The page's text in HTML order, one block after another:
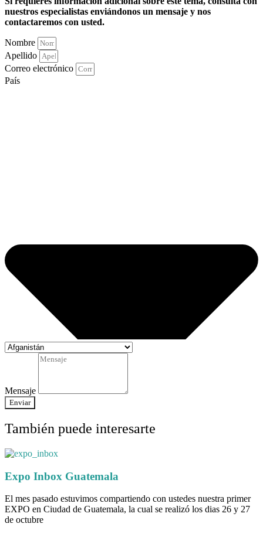
nuestros especialistas enviándonos un mensaje y nos
contactaremos con usted.
Nombre
Apellido
Correo electrónico
País
Mensaje
Enviar
También puede interesarte
Expo Inbox Guatemala
El mes pasado estuvimos compartiendo con ustedes nuestra primer
EXPO en Ciudad de Guatemala, la cual se realizó los dias 26 y 27
de octubre